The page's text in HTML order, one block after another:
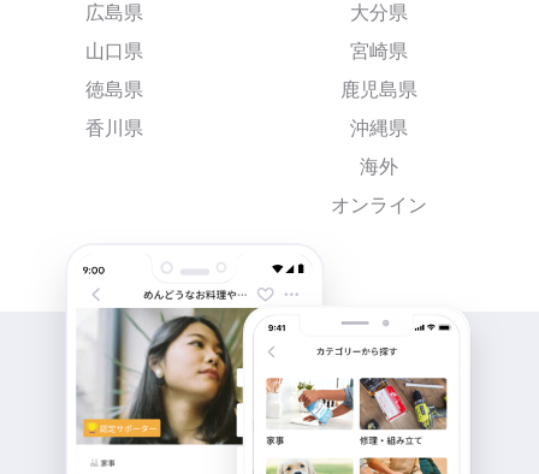
広島県
山口県
徳島県
香川県
大分県
宮崎県
鹿児島県
沖縄県
海外
オンライン